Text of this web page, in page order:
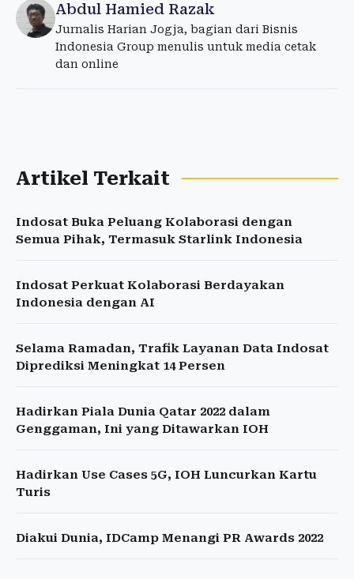
Abdul Hamied Razak
Jurnalis Harian Jogja, bagian dari Bisnis
Indonesia Group menulis untuk media cetak
dan online
Artikel Terkait
Indosat Buka Peluang Kolaborasi dengan
Semua Pihak, Termasuk Starlink Indonesia
Indosat Perkuat Kolaborasi Berdayakan
Indonesia dengan AI
Selama Ramadan, Trafik Layanan Data Indosat
Diprediksi Meningkat 14 Persen
Hadirkan Piala Dunia Qatar 2022 dalam
Genggaman, Ini yang Ditawarkan IOH
Hadirkan Use Cases 5G, IOH Luncurkan Kartu
Turis
Diakui Dunia, IDCamp Menangi PR Awards 2022